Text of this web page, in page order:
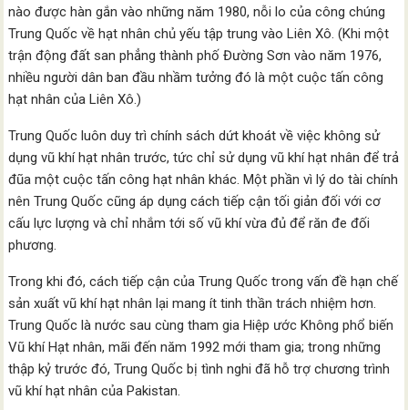
nào được hàn gắn vào những năm 1980, nỗi lo của công chúng
Trung Quốc về hạt nhân chủ yếu tập trung vào Liên Xô. (Khi một
trận động đất san phẳng thành phố Đường Sơn vào năm 1976,
nhiều người dân ban đầu nhầm tưởng đó là một cuộc tấn công
hạt nhân của Liên Xô.)
Trung Quốc luôn duy trì chính sách dứt khoát về việc không sử
dụng vũ khí hạt nhân trước, tức chỉ sử dụng vũ khí hạt nhân để trả
đũa một cuộc tấn công hạt nhân khác. Một phần vì lý do tài chính
nên Trung Quốc cũng áp dụng cách tiếp cận tối giản đối với cơ
cấu lực lượng và chỉ nhắm tới số vũ khí vừa đủ để răn đe đối
phương.
Trong khi đó, cách tiếp cận của Trung Quốc trong vấn đề hạn chế
sản xuất vũ khí hạt nhân lại mang ít tinh thần trách nhiệm hơn.
Trung Quốc là nước sau cùng tham gia Hiệp ước Không phổ biến
Vũ khí Hạt nhân, mãi đến năm 1992 mới tham gia; trong những
thập kỷ trước đó, Trung Quốc bị tình nghi đã hỗ trợ chương trình
vũ khí hạt nhân của Pakistan.